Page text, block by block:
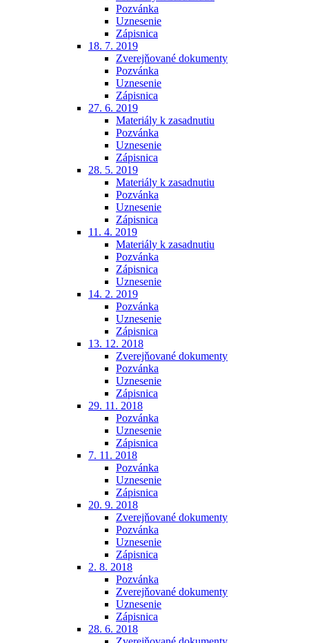
Pozvánka
Uznesenie
Zápisnica
18. 7. 2019
Zverejňované dokumenty
Pozvánka
Uznesenie
Zápisnica
27. 6. 2019
Materiály k zasadnutiu
Pozvánka
Uznesenie
Zápisnica
28. 5. 2019
Materiály k zasadnutiu
Pozvánka
Uznesenie
Zápisnica
11. 4. 2019
Materiály k zasadnutiu
Pozvánka
Zápisnica
Uznesenie
14. 2. 2019
Pozvánka
Uznesenie
Zápisnica
13. 12. 2018
Zverejňované dokumenty
Pozvánka
Uznesenie
Zápisnica
29. 11. 2018
Pozvánka
Uznesenie
Zápisnica
7. 11. 2018
Pozvánka
Uznesenie
Zápisnica
20. 9. 2018
Zverejňované dokumenty
Pozvánka
Uznesenie
Zápisnica
2. 8. 2018
Pozvánka
Zverejňované dokumenty
Uznesenie
Zápisnica
28. 6. 2018